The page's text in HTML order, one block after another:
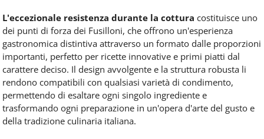
L'eccezionale resistenza durante la cottura costituisce uno
dei punti di forza dei Fusilloni, che offrono un'esperienza
gastronomica distintiva attraverso un formato dalle proporzioni
importanti, perfetto per ricette innovative e primi piatti dal
carattere deciso. Il design avvolgente e la struttura robusta li
rendono compatibili con qualsiasi varietà di condimento,
permettendo di esaltare ogni singolo ingrediente e
trasformando ogni preparazione in un'opera d'arte del gusto e
della tradizione culinaria italiana.